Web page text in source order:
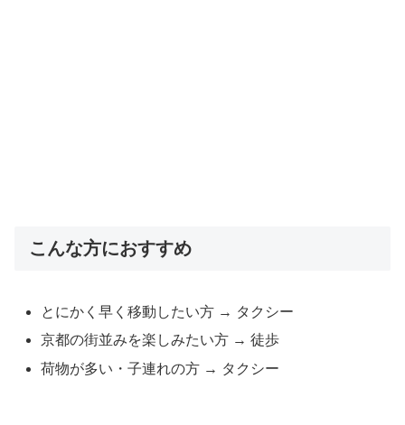
こんな方におすすめ
とにかく早く移動したい方 → タクシー
京都の街並みを楽しみたい方 → 徒歩
荷物が多い・子連れの方 → タクシー